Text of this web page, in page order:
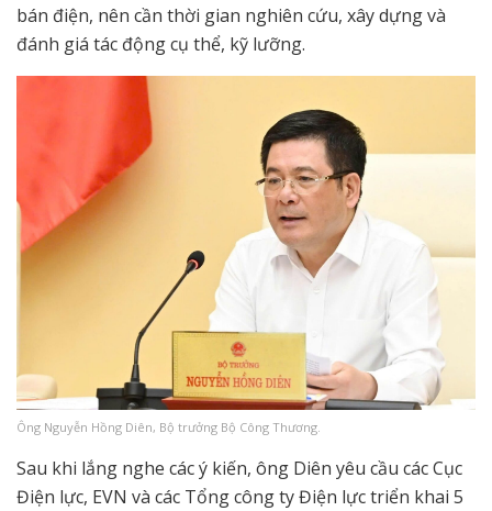
bán điện, nên cần thời gian nghiên cứu, xây dựng và
đánh giá tác động cụ thể, kỹ lưỡng.
Ông Nguyễn Hồng Diên, Bộ trưởng Bộ Công Thương.
Sau khi lắng nghe các ý kiến, ông Diên yêu cầu các Cục
Điện lực, EVN và các Tổng công ty Điện lực triển khai 5